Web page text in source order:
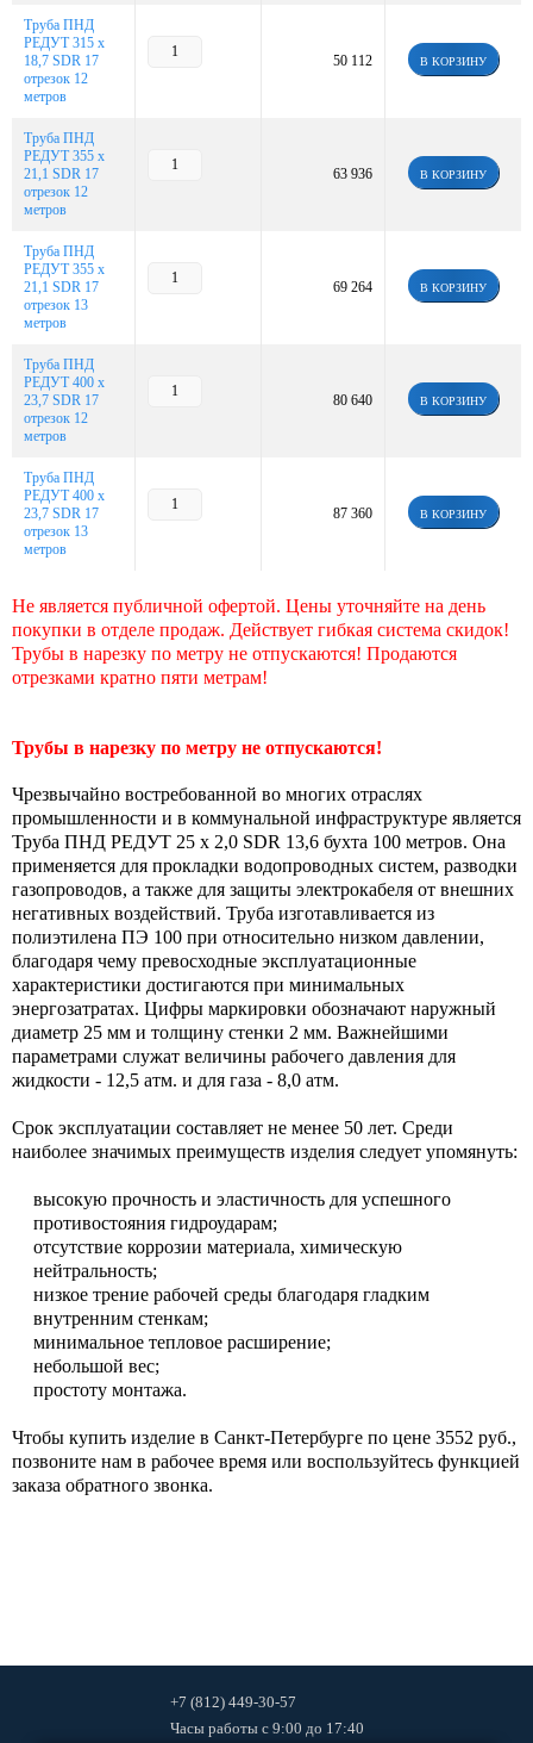
Труба ПНД
РЕДУТ 315 х
18,7 SDR 17
отрезок 12
метров
50 112 В КОРЗИНУ
Труба ПНД
РЕДУТ 355 х
21,1 SDR 17
отрезок 12
метров
63 936 В КОРЗИНУ
Труба ПНД
РЕДУТ 355 х
21,1 SDR 17
отрезок 13
метров
69 264 В КОРЗИНУ
Труба ПНД
РЕДУТ 400 х
23,7 SDR 17
отрезок 12
метров
80 640 В КОРЗИНУ
Труба ПНД
РЕДУТ 400 х
23,7 SDR 17
отрезок 13
метров
87 360 В КОРЗИНУ
Не является публичной офертой. Цены уточняйте на день
покупки в отделе продаж. Действует гибкая система скидок!
Трубы в нарезку по метру не отпускаются! Продаются
отрезками кратно пяти метрам!
Трубы в нарезку по метру не отпускаются!
Чрезвычайно востребованной во многих отраслях
промышленности и в коммунальной инфраструктуре является
Труба ПНД РЕДУТ 25 х 2,0 SDR 13,6 бухта 100 метров. Она
применяется для прокладки водопроводных систем, разводки
газопроводов, а также для защиты электрокабеля от внешних
негативных воздействий. Труба изготавливается из
полиэтилена ПЭ 100 при относительно низком давлении,
благодаря чему превосходные эксплуатационные
характеристики достигаются при минимальных
энергозатратах. Цифры маркировки обозначают наружный
диаметр 25 мм и толщину стенки 2 мм. Важнейшими
параметрами служат величины рабочего давления для
жидкости - 12,5 атм. и для газа - 8,0 атм.
Срок эксплуатации составляет не менее 50 лет. Среди
наиболее значимых преимуществ изделия следует упомянуть:
высокую прочность и эластичность для успешного
противостояния гидроударам;
отсутствие коррозии материала, химическую
нейтральность;
низкое трение рабочей среды благодаря гладким
внутренним стенкам;
минимальное тепловое расширение;
небольшой вес;
простоту монтажа.
Чтобы купить изделие в Санкт-Петербурге по цене 3552 руб.,
позвоните нам в рабочее время или воспользуйтесь функцией
заказа обратного звонка.
+7 (812) 449-30-57
Часы работы с 9:00 до 17:40